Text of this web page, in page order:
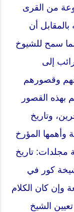
من القرى
أن
مما سمح للشيوخ
إلى
وقصورهم
القصور
وتاريخ
المؤرخ
مجلدات: تاريخ
كور في
وإن كان الكلام
الشيخ